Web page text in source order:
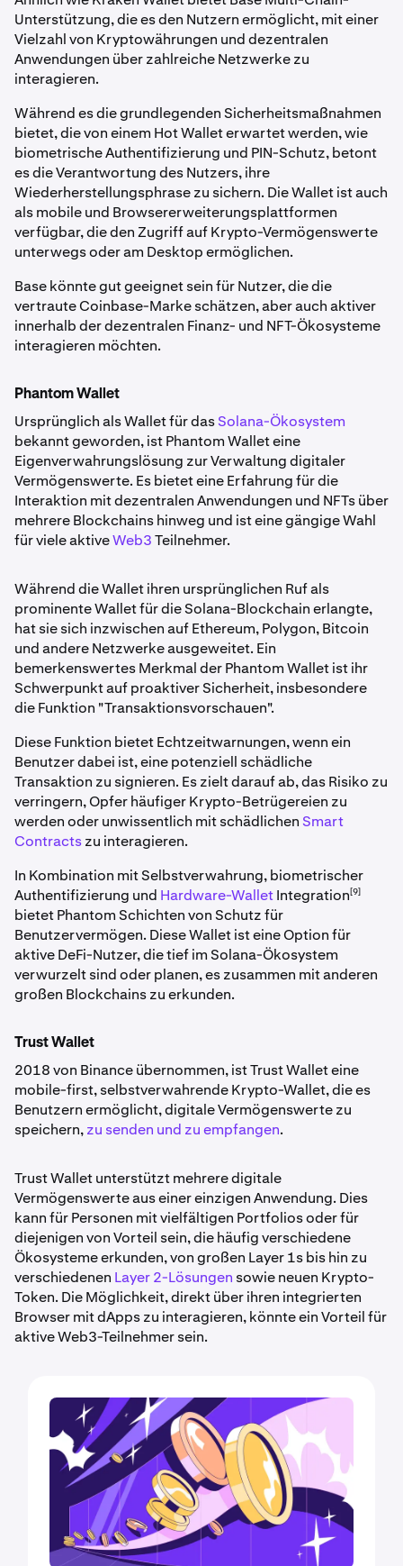
Unterstützung, die es den Nutzern ermöglicht, mit einer
Vielzahl von Kryptowährungen und dezentralen
Anwendungen über zahlreiche Netzwerke zu
interagieren.
Während es die grundlegenden Sicherheitsmaßnahmen
bietet, die von einem Hot Wallet erwartet werden, wie
biometrische Authentifizierung und PIN-Schutz, betont
es die Verantwortung des Nutzers, ihre
Wiederherstellungsphrase zu sichern. Die Wallet ist auch
als mobile und Browsererweiterungsplattformen
verfügbar, die den Zugriff auf Krypto-Vermögenswerte
unterwegs oder am Desktop ermöglichen.
Base könnte gut geeignet sein für Nutzer, die die
vertraute Coinbase-Marke schätzen, aber auch aktiver
innerhalb der dezentralen Finanz- und NFT-Ökosysteme
interagieren möchten.
Phantom Wallet
Ursprünglich als Wallet für dasSolana-Ökosystem
bekannt geworden, ist Phantom Wallet eine
Eigenverwahrungslösung zur Verwaltung digitaler
Vermögenswerte. Es bietet eine Erfahrung für die
Interaktion mit dezentralen Anwendungen und NFTs über
mehrere Blockchains hinweg und ist eine gängige Wahl
für viele aktiveWeb3Teilnehmer.
Während die Wallet ihren ursprünglichen Ruf als
prominente Wallet für die Solana-Blockchain erlangte,
hat sie sich inzwischen auf Ethereum, Polygon, Bitcoin
und andere Netzwerke ausgeweitet. Ein
bemerkenswertes Merkmal der Phantom Wallet ist ihr
Schwerpunkt auf proaktiver Sicherheit, insbesondere
die Funktion "Transaktionsvorschauen".
Diese Funktion bietet Echtzeitwarnungen, wenn ein
Benutzer dabei ist, eine potenziell schädliche
Transaktion zu signieren. Es zielt darauf ab, das Risiko zu
verringern, Opfer häufiger Krypto-Betrügereien zu
werden oder unwissentlich mit schädlichen Smart
Contractszu interagieren.
In Kombination mit Selbstverwahrung, biometrischer
Authentifizierung und Hardware-WalletIntegration[9]
bietet Phantom Schichten von Schutz für
Benutzervermögen. Diese Wallet ist eine Option für
aktive DeFi-Nutzer, die tief im Solana-Ökosystem
verwurzelt sind oder planen, es zusammen mit anderen
großen Blockchains zu erkunden.
Trust Wallet
2018 von Binance übernommen, ist Trust Wallet eine
mobile-first, selbstverwahrende Krypto-Wallet, die es
Benutzern ermöglicht, digitale Vermögenswerte zu
speichern,zu senden und zu empfangen.
Trust Wallet unterstützt mehrere digitale
Vermögenswerte aus einer einzigen Anwendung. Dies
kann für Personen mit vielfältigen Portfolios oder für
diejenigen von Vorteil sein, die häufig verschiedene
Ökosysteme erkunden, von großen Layer 1s bis hin zu
verschiedenen Layer 2-Lösungen sowie neuen Krypto-
Token. Die Möglichkeit, direkt über ihren integrierten
Browser mit dApps zu interagieren, könnte ein Vorteil für
aktive Web3-Teilnehmer sein.